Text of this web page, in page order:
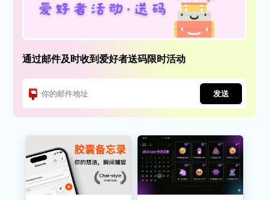
通过邮件及时收到爱好者送码限时活动
发送